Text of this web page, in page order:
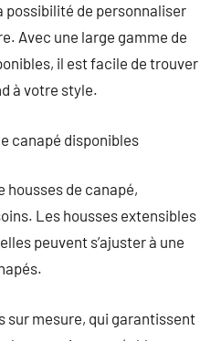
de personnaliser
Avec une large gamme de
il est facile de trouver
à votre style.
canapé disponibles
housses de canapé,
Les housses extensibles
peuvent s’ajuster à une
sur mesure, qui garantissent